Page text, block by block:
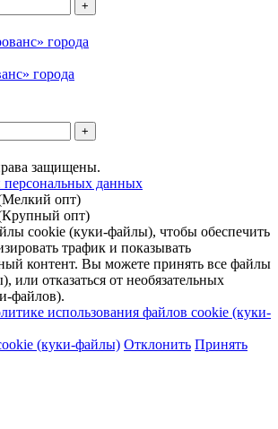
города
защищены.
персональных данных
опт)
опт)
cookie (куки-файлы), чтобы обеспечить
трафик и показывать
контент. Вы можете принять все файлы
или отказаться от необязательных
файлов).
использования файлов cookie (куки-
(куки-файлы) Отклонить Принять